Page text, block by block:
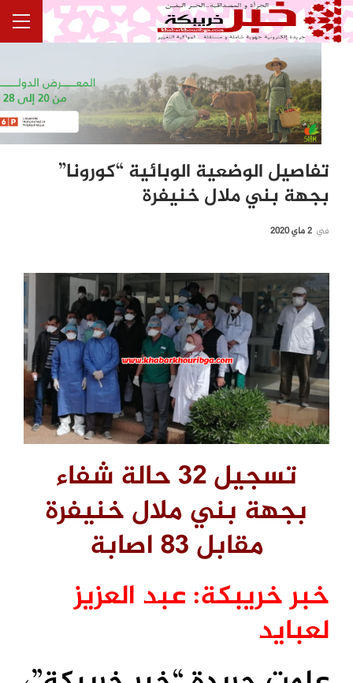
تفاصيل الوضعية الوبائية “كورونا”
بجهة بني ملال خنيفرة
في 2 ماي 2020
تسجيل 32 حالة شفاء
بجهة بني ملال خنيفرة
مقابل 83 اصابة
خبر خريبكة: عبد العزيز
لعبايد